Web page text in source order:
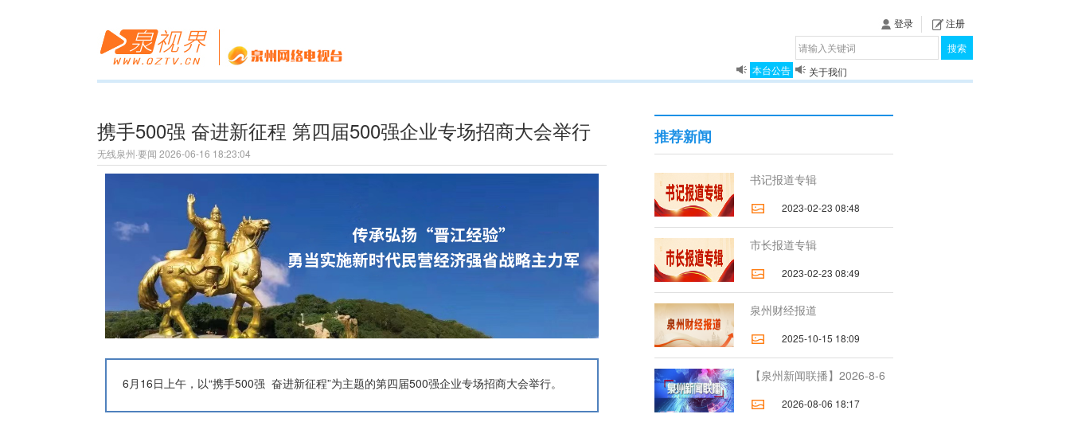
登录
注册
搜索
本台公告
关于我们
携手500强 奋进新征程 第四届500强企业专场招商大会举行
无线泉州·要闻 2026-06-16 18:23:04
6月16日上午，以“携手500强 奋进新征程”为主题的第四届500强企业专场招商大会举行。
推荐新闻
书记报道专辑
2023-02-23 08:48
市长报道专辑
2023-02-23 08:49
泉州财经报道
2025-10-15 18:09
【泉州新闻联播】2026-8-6
2026-08-06 18:17